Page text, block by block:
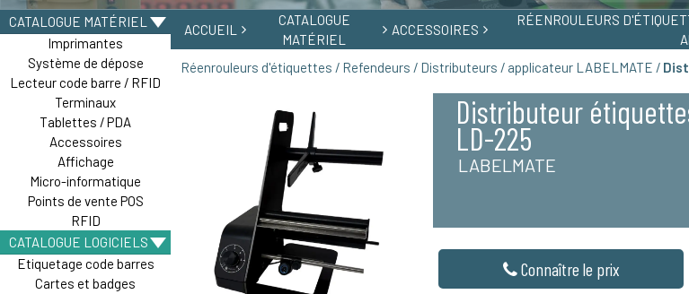
CATALOGUE MATÉRIEL
Imprimantes
Système de dépose
Lecteur code barre / RFID
Terminaux
Tablettes / PDA
Accessoires
Affichage
Micro-informatique
Points de vente POS
RFID
CATALOGUE LOGICIELS
Etiquetage code barres
Cartes et badges
ACCUEIL
CATALOGUE
MATÉRIEL
ACCESSOIRES
RÉENROULEURS
Réenrouleurs d'étiquettes / Refendeurs / Distributeurs / applicateur LABELMATE /
Distributeur
LD-225
LABELMATE
Connaître le prix